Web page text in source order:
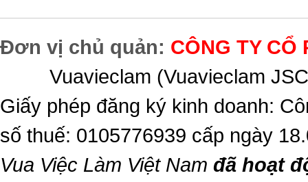
Đơn vị chủ quản: CÔNG TY CỔ
Vuavieclam (Vuavieclam
Giấy phép đăng ký kinh doanh:
số thuế: 0105776939 cấp ngày
Vua Việc Làm Việt Nam đã hoạt